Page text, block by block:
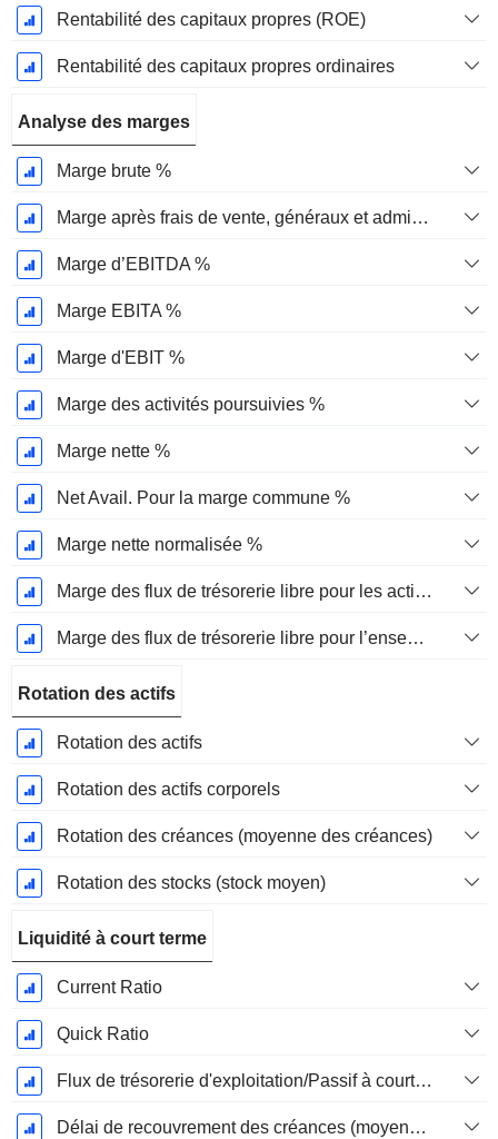
Rentabilité des capitaux propres (ROE)
Rentabilité des capitaux propres ordinaires
Analyse des marges
Marge brute %
Marge après frais de vente, généraux et administratifs %
Marge d’EBITDA %
Marge EBITA %
Marge d'EBIT %
Marge des activités poursuivies %
Marge nette %
Net Avail. Pour la marge commune %
Marge nette normalisée %
Marge des flux de trésorerie libre pour les actionnaires
Marge des flux de trésorerie libre pour l’ensemble des pourvoyeurs de fonds
Rotation des actifs
Rotation des actifs
Rotation des actifs corporels
Rotation des créances (moyenne des créances)
Rotation des stocks (stock moyen)
Liquidité à court terme
Current Ratio
Quick Ratio
Flux de trésorerie d'exploitation/Passif à court terme
Délai de recouvrement des créances (moyenne des créances)